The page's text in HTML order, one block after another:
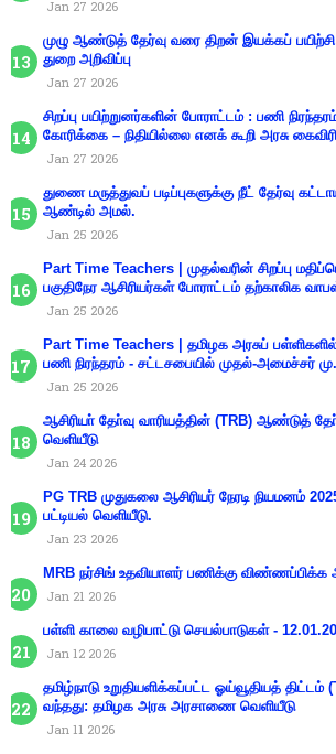
Jan 27 2026
முழு ஆண்டுத் தேர்வு வரை திறன் இயக்கப் பயிற்சி
துறை அறிவிப்பு
Jan 27 2026
சிறப்பு பயிற்றுனர்களின் போராட்டம் : பணி
கோரிக்கை – நிதியில்லை எனக் கூறி அரசு
Jan 27 2026
துணை மருத்துவப் படிப்புகளுக்கு நீட் தேர்வு
ஆண்டில் அமல்.
Jan 25 2026
Part Time Teachers | முதல்வரின் சிறப்பு
பகுதிநேர ஆசிரியர்கள் போராட்டம் தற்காலிக
Jan 25 2026
Part Time Teachers | தமிழக அரசுப்
பணி நிரந்தரம் - சட்டசபையில் முதல்-அமைச்சர்
Jan 25 2026
ஆசிரியா் தோ்வு வாரியத்தின் (TRB) ஆண்டுத்
வெளியீடு
Jan 24 2026
PG TRB முதுகலை ஆசிரியர் நேரடி நியமனம்
பட்டியல் வெளியீடு.
Jan 23 2026
MRB நர்சிங் உதவியாளர் பணிக்கு விண்ணப்பிக்க
Jan 21 2026
பள்ளி காலை வழிபாட்டு செயல்பாடுகள் -
Jan 12 2026
தமிழ்நாடு உறுதியளிக்கப்பட்ட ஓய்வூதியத் திட்டம்
வந்தது: தமிழக அரசு அரசாணை வெளியீடு
Jan 11 2026